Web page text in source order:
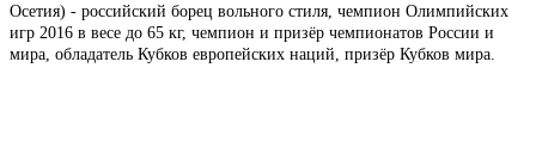
Осетия) - российский борец вольного стиля, чемпион Олимпийских
игр 2016 в весе до 65 кг, чемпион и призёр чемпионатов России и
мира, обладатель Кубков европейских наций, призёр Кубков мира.